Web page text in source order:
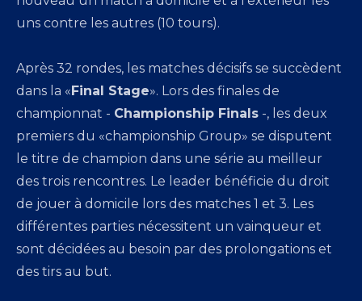
uns contre les autres (10 tours).
Après 32 rondes, les matches décisifs se succèdent
dans la «Final Stage». Lors des finales de
championnat - Championship Finals -, les deux
premiers du «championship Group» se disputent
le titre de champion dans une série au meilleur
des trois rencontres. Le leader bénéficie du droit
de jouer à domicile lors des matches 1 et 3. Les
différentes parties nécessitent un vainqueur et
sont décidées au besoin par des prolongations et
des tirs au but.